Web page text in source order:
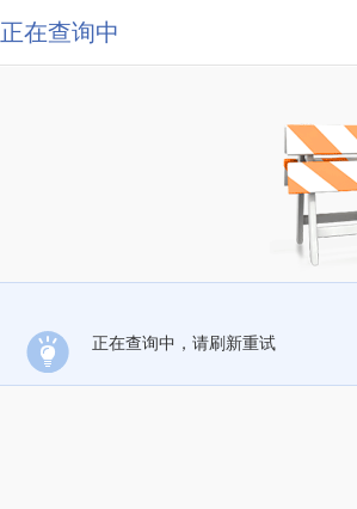
正在查询中
正在查询中，请刷新重试